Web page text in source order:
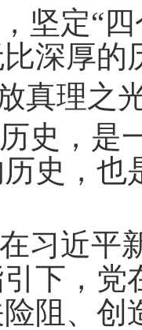
坚定“
深厚的
真理之
史，是
史，
习近平
下，
阻、创